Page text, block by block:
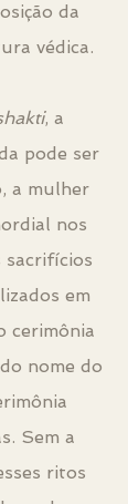
da
védica.
, a
pode ser
a mulher
nos
sacrifícios
em
cerimônia
nome do
Sem a
ritos